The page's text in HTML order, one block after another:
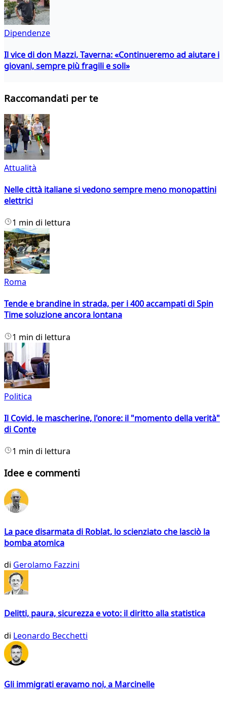
Dipendenze
Il vice di don Mazzi, Taverna: «Continueremo ad aiutare i
giovani, sempre più fragili e soli»
Raccomandati per te
Attualità
Nelle città italiane si vedono sempre meno monopattini
elettrici
1 min di lettura
Roma
Tende e brandine in strada, per i 400 accampati di Spin
Time soluzione ancora lontana
1 min di lettura
Politica
Il Covid, le mascherine, l'onore: il "momento della verità"
di Conte
1 min di lettura
Idee e commenti
La pace disarmata di Roblat, lo scienziato che lasciò la
bomba atomica
di Gerolamo Fazzini
Delitti, paura, sicurezza e voto: il diritto alla statistica
di Leonardo Becchetti
Gli immigrati eravamo noi, a Marcinelle